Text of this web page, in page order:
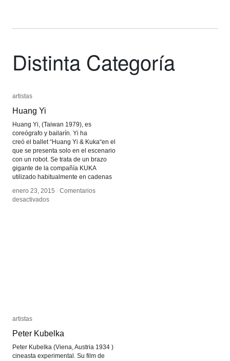
Distinta Categoría
artistas
Huang Yi
Huang Yi, (Taiwan 1979), es
coreógrafo y bailarín. Yi ha
creó el ballet “Huang Yi & Kuka“en el
que se presenta solo en el escenario
con un robot. Se trata de un brazo
gigante de la compañía KUKA
utilizado habitualmente en cadenas
enero 23, 2015 / Comentarios
desactivadosen
artistas
Huang Yi
enero 23, 2015 / Comentarios
desactivadosen
artistas
Peter Kubelka
Peter Kubelka (Viena, Austria 1934 )
cineasta experimental. Su film de
artistas
Peter Kubelka